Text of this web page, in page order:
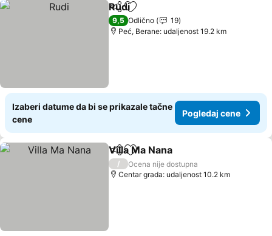
Deli Dodati u favorite
Rudi
9,5 Odlično
19
Peć, Berane: udaljenost 19.2 km
Izaberi datume da bi se prikazale tačne
cene
Pogledaj cene
Deli Dodati u favorite
Villa Ma Nana
/
Ocena nije dostupna
Centar grada: udaljenost 10.2 km